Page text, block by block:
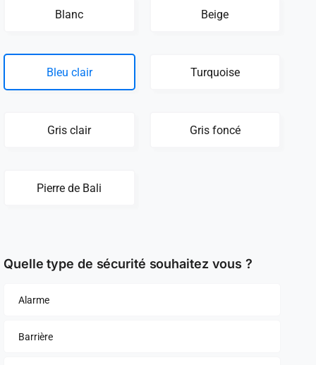
Blanc Beige
Bleu clair Turquoise
Gris clair Gris foncé
Pierre de Bali
Quelle type de sécurité souhaitez vous ?
Alarme
Barrière